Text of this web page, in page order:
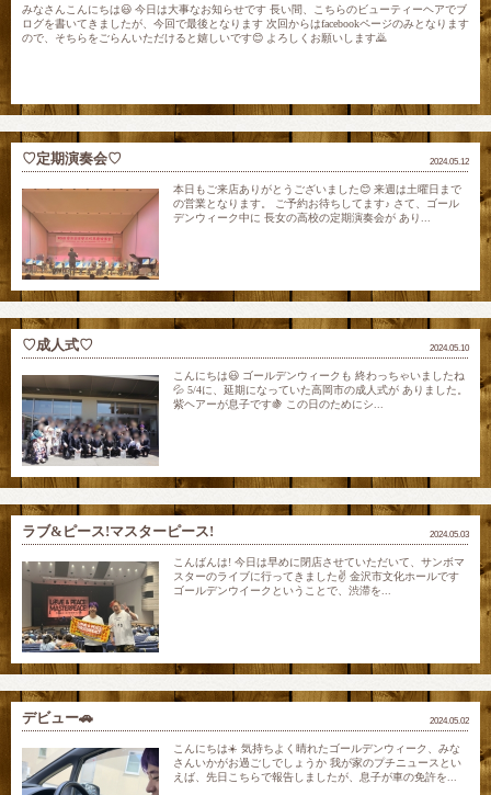
みなさんこんにちは😃 今日は大事なお知らせです 長い間、こちらのビューティーヘアでブ
ログを書いてきましたが、今回で最後となります 次回からはfacebookページのみとなります
ので、そちらをごらんいただけると嬉しいです😊 よろしくお願いします🙇
2024.05.12
♡定期演奏会♡
本日もご来店ありがとうございました😊 来週は土曜日まで
の営業となります。 ご予約お待ちしてます♪ さて、ゴール
デンウィーク中に 長女の高校の定期演奏会が あり...
2024.05.10
♡成人式♡
こんにちは😃 ゴールデンウィークも 終わっちゃいましたね
💦 5/4に、延期になっていた高岡市の成人式が ありました。
紫ヘアーが息子です🍇 この日のためにシ...
2024.05.03
ラブ&ピース!マスターピース!
こんばんは! 今日は早めに閉店させていただいて、サンボマ
スターのライブに行ってきました✌️ 金沢市文化ホールです
ゴールデンウイークということで、渋滞を...
2024.05.02
デビュー🚗
こんにちは☀️ 気持ちよく晴れたゴールデンウィーク、みな
さんいかがお過ごしでしょうか 我が家のプチニュースとい
えば、先日こちらで報告しましたが、息子が車の免許を...